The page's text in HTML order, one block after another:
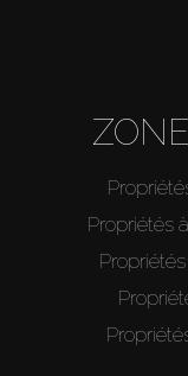
Propriétés